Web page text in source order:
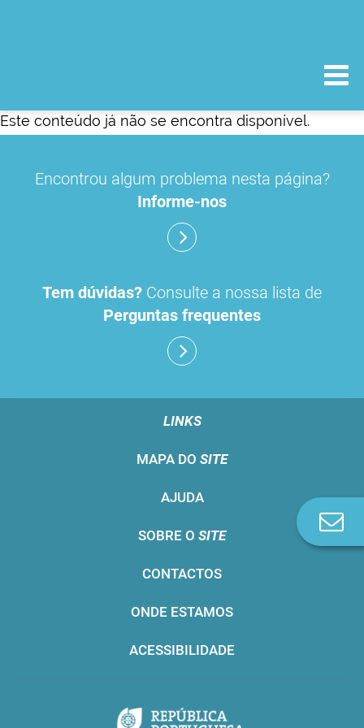
Este conteúdo já não se encontra disponível.
Encontrou algum problema nesta página?
Informe-nos
Tem dúvidas? Consulte a nossa lista de
Perguntas frequentes
LINKS
MAPA DO SITE
AJUDA
SOBRE O SITE
CONTACTOS
ONDE ESTAMOS
ACESSIBILIDADE